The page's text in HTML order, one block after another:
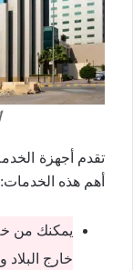
تقدم أجهزة
أهم هذه الخدمات:
يمكنك من
خارج البلاد